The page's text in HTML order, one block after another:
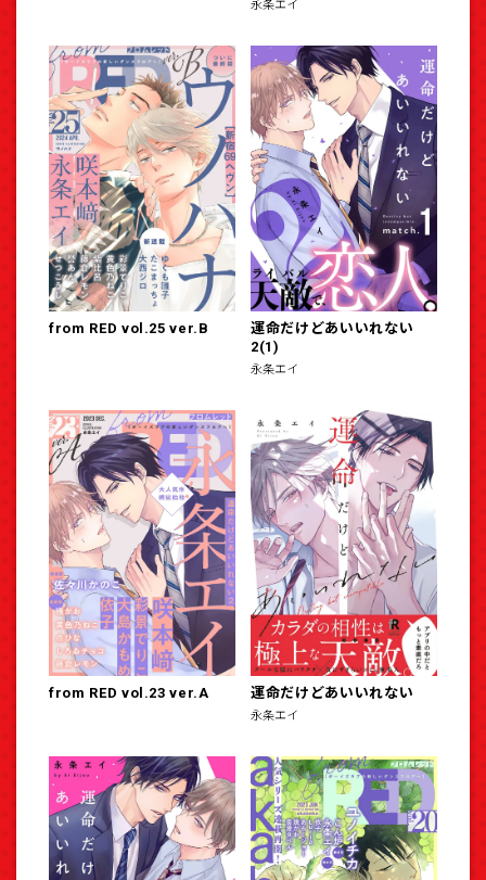
永条エイ
from RED vol.25 ver.B
運命だけどあいいれない
2(1)
永条エイ
from RED vol.23 ver.A 運命だけどあいいれない
永条エイ